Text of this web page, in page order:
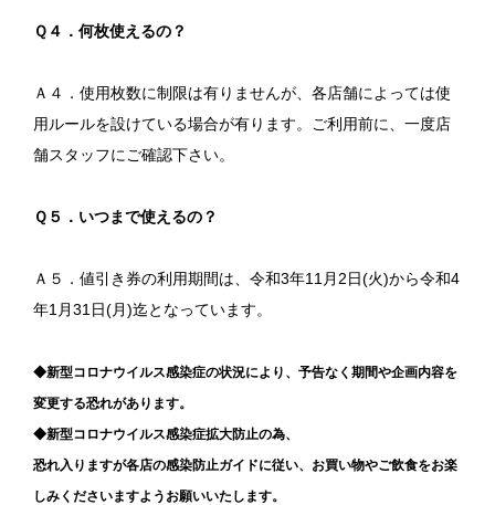
Ｑ４．何枚使えるの？
Ａ４．使用枚数に制限は有りませんが、各店舗によっては使
用ルールを設けている場合が有ります。ご利用前に、一度店
舗スタッフにご確認下さい。
Ｑ５．いつまで使えるの？
Ａ５．値引き券の利用期間は、令和3年11 月 2日(火)から令和4
年1 月31 日(月)迄となっています。
◆新型コロナウイルス感染症の状況により、 予告なく期間や企画内容を
変更する恐れがあります。
◆新型コロナウイルス感染症拡大防止の為、
恐れ入りますが各店の感染防止ガイドに従い、お買い物やご飲食をお楽
しみくださいますようお願いいたします。